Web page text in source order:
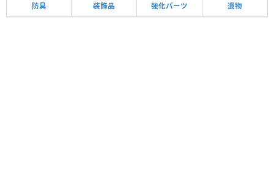
防具 装飾品 強化パーツ 遺物